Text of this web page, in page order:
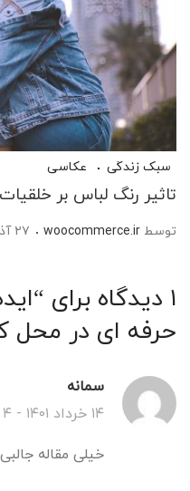
سبک زندگی عکاسی
تاثیر رنگ لباس بر
توسط woocommerce.ir ۲۷ آذر ۱۳۹۸ - ۱۸ دسامبر ۲۰۱۹
۱ دیدگاه برای “
حرفه ای در محل
سمانه
۱۴ خرداد ۱۴۰۱ - ۴ ژوئن ۲۰۲۲ در ۸:۳۴ ق٫ظ
خیلی مقاله